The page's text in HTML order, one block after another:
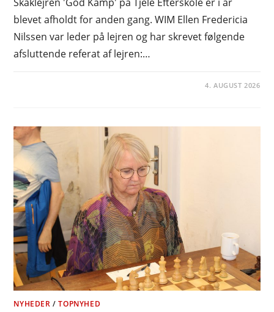
blevet afholdt for anden gang. WIM Ellen Fredericia
Nilssen var leder på lejren og har skrevet følgende
afsluttende referat af lejren:…
4. AUGUST 2026
NYHEDER /TOPNYHED